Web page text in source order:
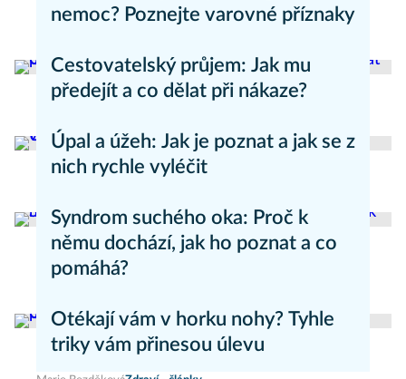
nemoc? Poznejte varovné příznaky
Cestovatelský průjem: Jak mu
předejít a co dělat při nákaze?
Aneta Valešová
Úpal a úžeh: Jak je poznat a jak se z
nich rychle vyléčit
Syndrom suchého oka: Proč k
němu dochází, jak ho poznat a co
pomáhá?
Otékají vám v horku nohy? Tyhle
triky vám přinesou úlevu